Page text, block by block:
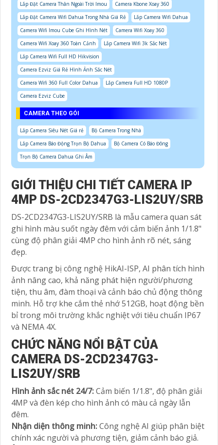
Lắp Đặt Camera Thân Ngoài Trời Imou
Camera Kbone Xoay 360
Lắp Đặt Camera Wifi Dahua Trong Nhà Giá Rẻ
Lắp Camera Wifi Dahua
Camera Wifi Imou Cube Ghi Hình Nét
Camera Wifi Xoay 360
Camera Wifi Xoay 360 Toàn Cảnh
Lắp Camera Wifi 3k Sắc Nét
Lắp Camera Wifi Full HD Hikvision
Camera Ezviz Giá Rẻ Hình Ảnh Sắc Nét
Camera Wifi 360 Full Color Dahua
Lắp Camera Full HD 1080P
Camera Ezviz Cube
CAMERA THEO GÓI
Lắp Camera Siêu Nét Giá rẻ
Bộ Camera Trong Nhà
Lắp Camera Báo Động Trọn Bộ Dahua
Bộ Camera Có Báo Đông
Trọn Bộ Camera Dahua Ghi Âm
GIỚI THIỆU CHI TIẾT CAMERA IP
4MP DS-2CD2347G3-LIS2UY/SRB
DS-2CD2347G3-LIS2UY/SRB là mẫu camera quan sát
ghi hình màu suốt ngày đêm với cảm biến ảnh 1/1.8"
cùng độ phân giải 4MP cho hình ảnh rõ nét, sáng
đẹp.
Được trang bị công nghệ HikAI-ISP, AI phân tích hình
ảnh nâng cao, khả năng phát hiện người/phương
tiện, thu âm, đàm thoại và cảnh báo chủ động thông
minh. Hỗ trợ khe cắm thẻ nhớ 512GB, hoạt động bền
bỉ trong môi trường khắc nghiệt với tiêu chuẩn IP67
và NEMA 4X.
CHỨC NĂNG NỔI BẬT CỦA
CAMERA DS-2CD2347G3-
LIS2UY/SRB
Hình ảnh sắc nét 24/7:Cảm biến 1/1.8", độ phân giải
4MP và đèn kép cho hình ảnh có màu cả ngày lẫn
đêm.
Nhận diện thông minh:Công nghệ AI giúp phân biệt
chính xác người và phương tiện, giảm cảnh báo giả.